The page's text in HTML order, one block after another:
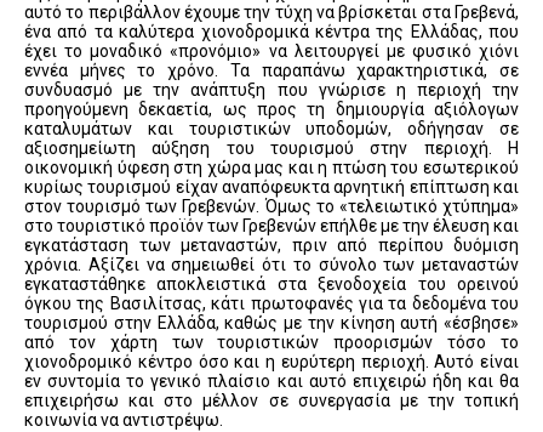
αυτό το περιβάλλον έχουμε την τύχη να βρίσκεται στα Γρεβενά,
ένα από τα καλύτερα χιονοδρομικά κέντρα της Ελλάδας, που
έχει το μοναδικό «προνόμιο» να λειτουργεί με φυσικό χιόνι
εννέα μήνες το χρόνο. Τα παραπάνω χαρακτηριστικά, σε
συνδυασμό με την ανάπτυξη που γνώρισε η περιοχή την
προηγούμενη δεκαετία, ως προς τη δημιουργία αξιόλογων
καταλυμάτων και τουριστικών υποδομών, οδήγησαν σε
αξιοσημείωτη αύξηση του τουρισμού στην περιοχή. Η
οικονομική ύφεση στη χώρα μας και η πτώση του εσωτερικού
κυρίως τουρισμού είχαν αναπόφευκτα αρνητική επίπτωση και
στον τουρισμό των Γρεβενών. Όμως το «τελειωτικό χτύπημα»
στο τουριστικό προϊόν των Γρεβενών επήλθε με την έλευση και
εγκατάσταση των μεταναστών, πριν από περίπου δυόμιση
χρόνια. Αξίζει να σημειωθεί ότι το σύνολο των μεταναστών
εγκαταστάθηκε αποκλειστικά στα ξενοδοχεία του ορεινού
όγκου της Βασιλίτσας, κάτι πρωτοφανές για τα δεδομένα του
τουρισμού στην Ελλάδα, καθώς με την κίνηση αυτή «έσβησε»
από τον χάρτη των τουριστικών προορισμών τόσο το
χιονοδρομικό κέντρο όσο και η ευρύτερη περιοχή. Αυτό είναι
εν συντομία το γενικό πλαίσιο και αυτό επιχειρώ ήδη και θα
επιχειρήσω και στο μέλλον σε συνεργασία με την τοπική
κοινωνία να αντιστρέψω.